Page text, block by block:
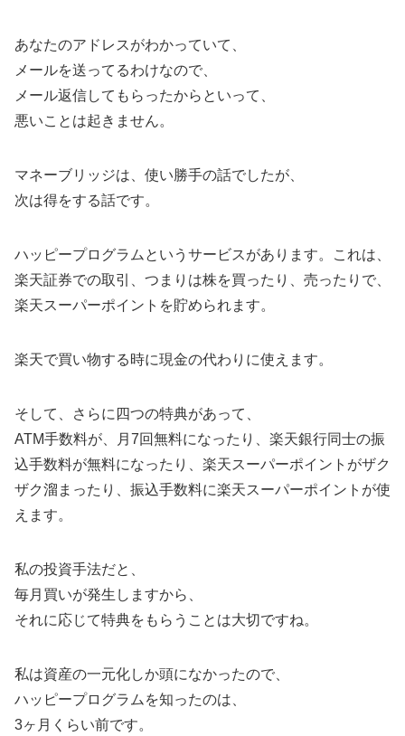
あなたのアドレスがわかっていて、
メールを送ってるわけなので、
メール返信してもらったからといって、
悪いことは起きません。
マネーブリッジは、使い勝手の話でしたが、
次は得をする話です。
ハッピープログラムというサービスがあります。これは、
楽天証券での取引、つまりは株を買ったり、売ったりで、
楽天スーパーポイントを貯められます。
楽天で買い物する時に現金の代わりに使えます。
そして、さらに四つの特典があって、
ATM手数料が、月7回無料になったり、楽天銀行同士の振
込手数料が無料になったり、楽天スーパーポイントがザク
ザク溜まったり、振込手数料に楽天スーパーポイントが使
えます。
私の投資手法だと、
毎月買いが発生しますから、
それに応じて特典をもらうことは大切ですね。
私は資産の一元化しか頭になかったので、
ハッピープログラムを知ったのは、
3ヶ月くらい前です。